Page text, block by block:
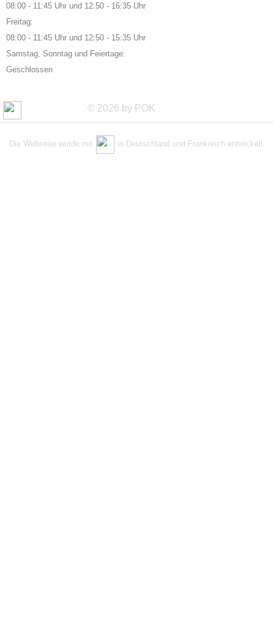
08:00 - 11:45 Uhr und 12:50 - 16:35 Uhr
Freitag:
08:00 - 11:45 Uhr und 12:50 - 15:35 Uhr
Samstag, Sonntag und Feiertage:
Geschlossen
© 2026 by POK
Die Webseite wurde mit in Deutschland und Frankreich entwickelt.